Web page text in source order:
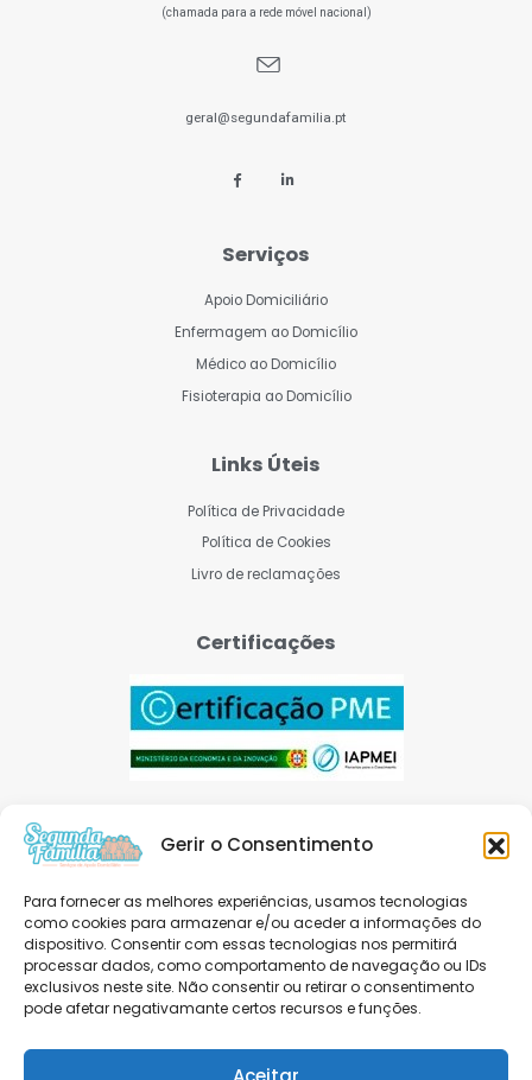
Gerir o Consentimento
Para fornecer as melhores experiências, usamos tecnologias
como cookies para armazenar e/ou aceder a informações do
dispositivo. Consentir com essas tecnologias nos permitirá
processar dados, como comportamento de navegação ou IDs
exclusivos neste site. Não consentir ou retirar o consentimento
pode afetar negativamante certos recursos e funções.
(chamada para a rede móvel nacional)
geral@segundafamilia.pt
Serviços
Apoio Domiciliário
Enfermagem ao Domicílio
Médico ao Domicílio
Fisioterapia ao Domicílio
Links Úteis
Política de Privacidade
Política de Cookies
Livro de reclamações
Certificações
Avaliação Google
4.8